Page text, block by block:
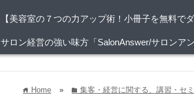
【美容室の７つの力アップ術！小冊子を無料で
サロン経営の強い味方「SalonAnswer/サロンア
home Home » folder 集客・経営に関する、講習・セ